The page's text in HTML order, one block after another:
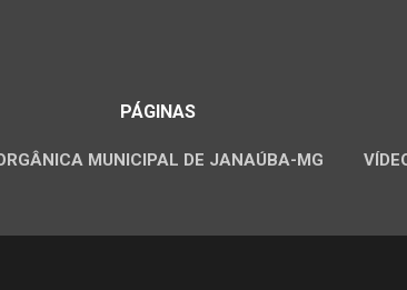
PÁGINAS
MUNICIPAL DE JANAÚBA-MG